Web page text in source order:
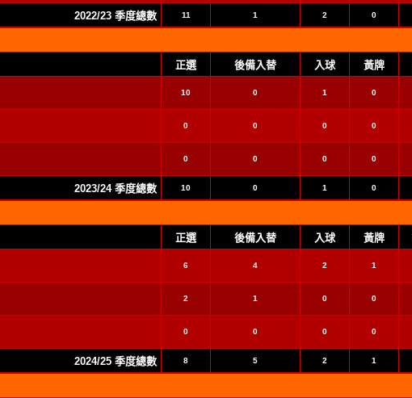
2022/23 季度總數 11 1 2 0
正選 後備入替 入球 黃牌
10 0 1 0
0 0 0 0
0 0 0 0
2023/24 季度總數 10 0 1 0
正選 後備入替 入球 黃牌
6 4 2 1
2 1 0 0
0 0 0 0
2024/25 季度總數 8 5 2 1